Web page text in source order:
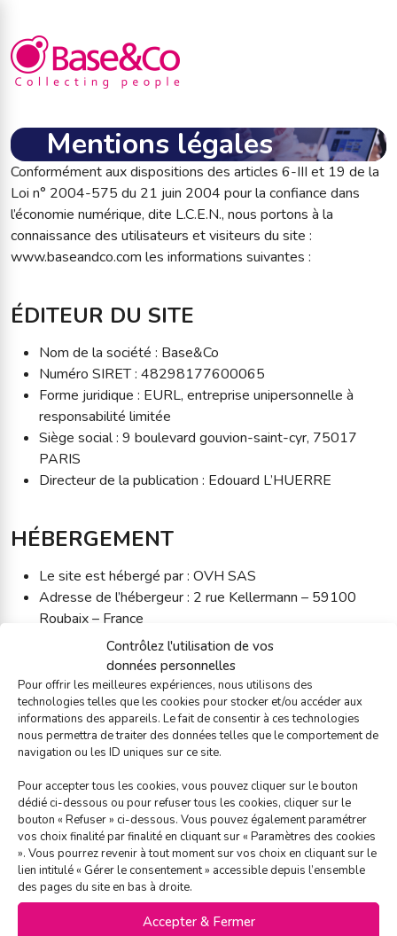
Contrôlez l'utilisation de vos
données personnelles
Pour offrir les meilleures expériences, nous utilisons des
technologies telles que les cookies pour stocker et/ou accéder aux
informations des appareils. Le fait de consentir à ces technologies
nous permettra de traiter des données telles que le comportement de
navigation ou les ID uniques sur ce site.
Pour accepter tous les cookies, vous pouvez cliquer sur le bouton
dédié ci-dessous ou pour refuser tous les cookies, cliquer sur le
bouton « Refuser » ci-dessous. Vous pouvez également paramétrer
vos choix finalité par finalité en cliquant sur « Paramètres des cookies
». Vous pourrez revenir à tout moment sur vos choix en cliquant sur le
lien intitulé « Gérer le consentement » accessible depuis l’ensemble
des pages du site en bas à droite.
Accepter & Fermer
Mentions légales
Conformément aux dispositions des articles 6-III et 19 de la
Loi n° 2004-575 du 21 juin 2004 pour la confiance dans
l’économie numérique, dite L.C.E.N., nous portons à la
connaissance des utilisateurs et visiteurs du site :
www.baseandco.com les informations suivantes :
ÉDITEUR DU SITE
Nom de la société : Base&Co
Numéro SIRET : 48298177600065
Forme juridique : EURL, entreprise unipersonnelle à
responsabilité limitée
Siège social : 9 boulevard gouvion-saint-cyr, 75017
PARIS
Directeur de la publication : Edouard L’HUERRE
HÉBERGEMENT
Le site est hébergé par : OVH SAS
Adresse de l’hébergeur : 2 rue Kellermann – 59100
Roubaix – France
Téléphone de l’hébergeur : +33 (0)9 72 10 10 07
PROPRIÉTÉ INTELLECTUELLE
L’ensemble du contenu de ce site (textes, images, logos) est
la propriété de Base&Co, sauf mention contraire. Toute
reproduction est interdite sans accord préalable.
DONNÉES PERSONNELLES
Pour plus d’informations sur la gestion de vos données
personnelles, veuillez consulter notre
disponible sur le site.